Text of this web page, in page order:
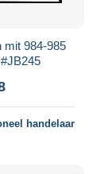
mit 984-985
handelaar